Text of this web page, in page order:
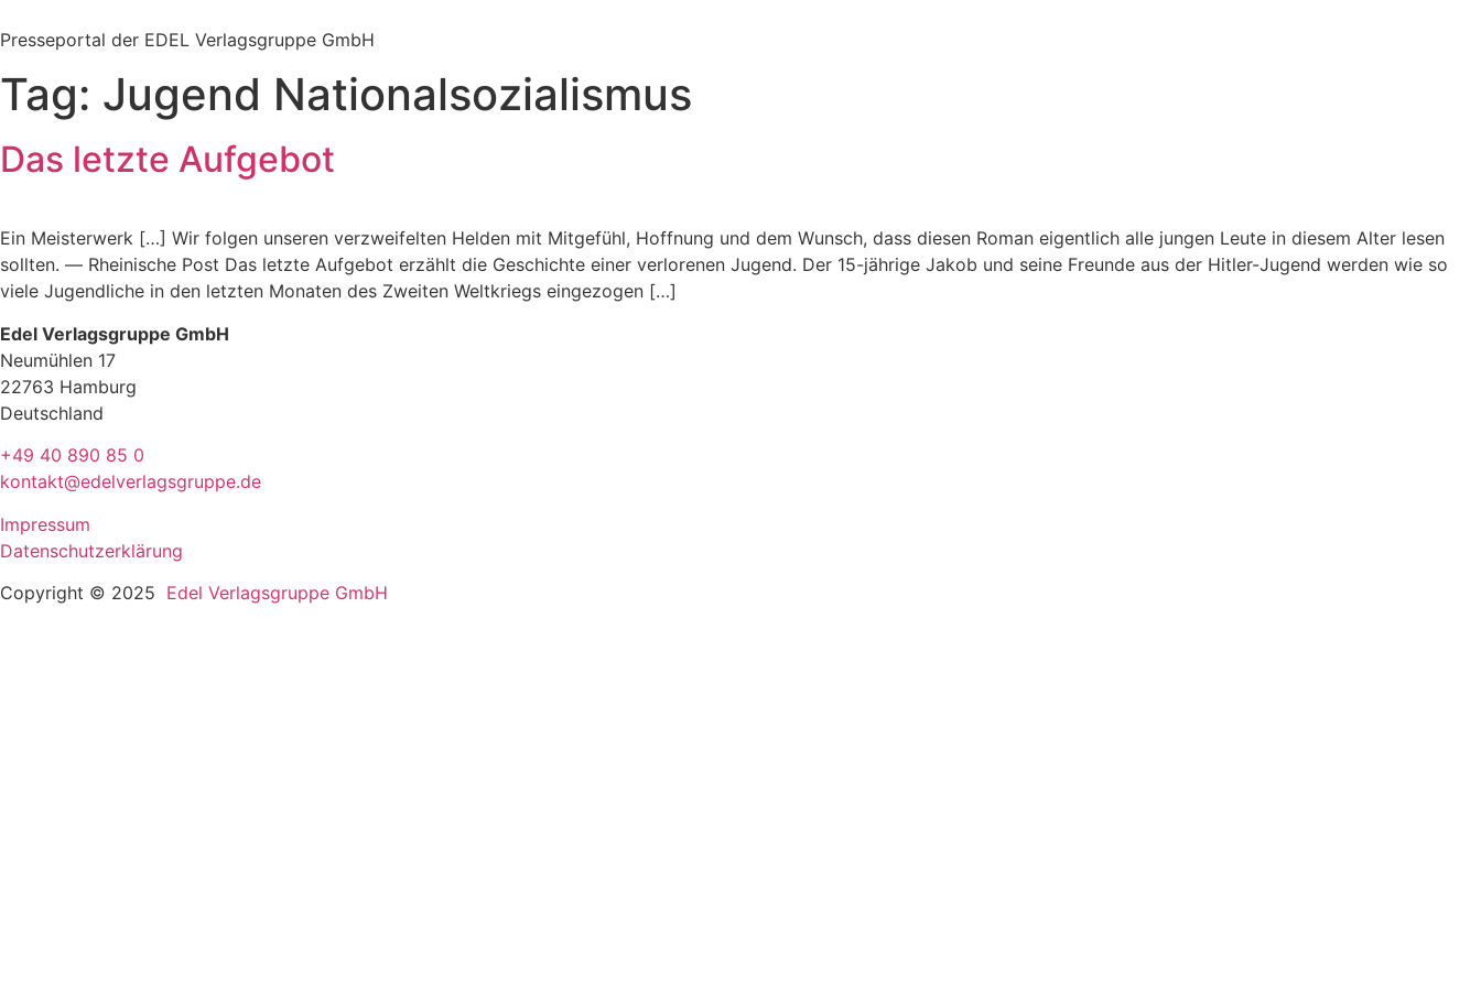
Inhalt
Presseportal der EDEL Verlagsgruppe GmbH
Tag: Jugend Nationalsozialismus
Das letzte Aufgebot
Ein Meisterwerk […] Wir folgen unseren verzweifelten Helden mit Mitgefühl, Hoffnung und dem Wunsch, dass diesen Roman eigentlich alle jungen Leute in diesem Alter lesen
sollten. ― Rheinische Post Das letzte Aufgebot erzählt die Geschichte einer verlorenen Jugend. Der 15-jährige Jakob und seine Freunde aus der Hitler-Jugend werden wie so
viele Jugendliche in den letzten Monaten des Zweiten Weltkriegs eingezogen […]
Edel Verlagsgruppe GmbH
Neumühlen 17
22763 Hamburg
Deutschland
+49 40 890 85 0
kontakt@edelverlagsgruppe.de
Impressum
Datenschutzerklärung
Copyright © 2025 Edel Verlagsgruppe GmbH